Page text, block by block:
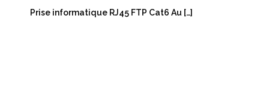
Prise informatique RJ45 FTP Cat6 Au […]